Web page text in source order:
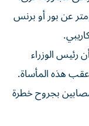
عن بور أو برنس
رئيس الوزراء
هذه المأساة.
بجروح خطرة